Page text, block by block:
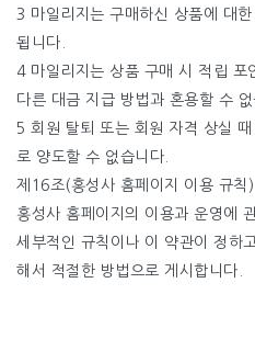
3 마일리지는 구매하신 상품에 대
됩니다.
4 마일리지는 상품 구매 시 적립 포
다른 대금 지급 방법과 혼용할 수 없
5 회원 탈퇴 또는 회원 자격 상실
로 양도할 수 없습니다.
제16조(홍성사 홈페이지 이용 규칙)
홍성사 홈페이지의 이용과 운영에
세부적인 규칙이나 이 약관이 정하
해서 적절한 방법으로 게시합니다.